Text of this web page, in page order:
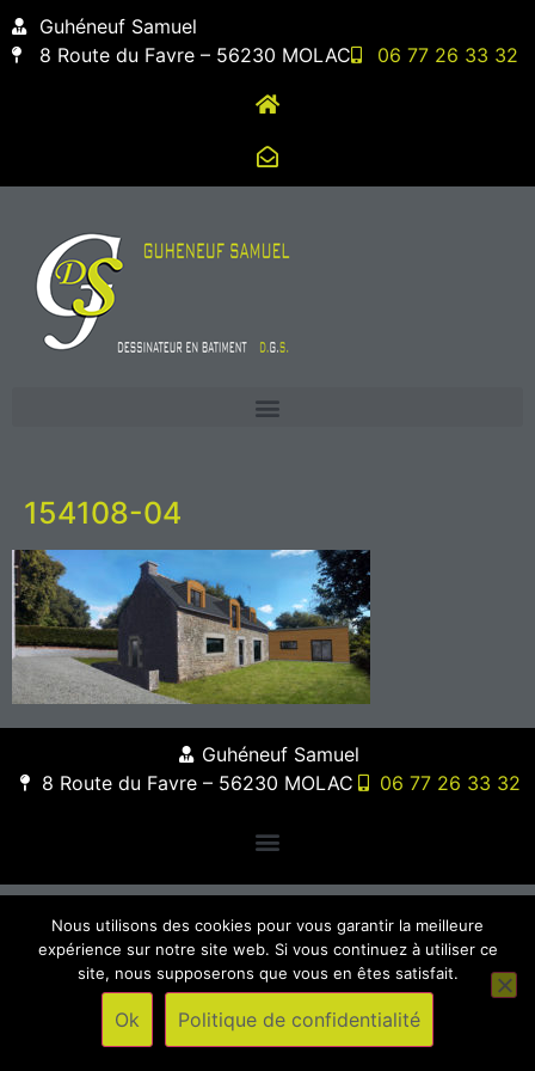
principal
Guhéneuf Samuel
8 Route du Favre – 56230 MOLAC
06 77 26 33 32
154108-04
Guhéneuf Samuel
8 Route du Favre – 56230 MOLAC
06 77 26 33 32
Nous utilisons des cookies pour vous garantir la meilleure
expérience sur notre site web. Si vous continuez à utiliser ce
site, nous supposerons que vous en êtes satisfait.
Ok Politique de confidentialité